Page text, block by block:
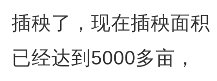
插秧了，现在插秧面积
已经达到5000多亩，